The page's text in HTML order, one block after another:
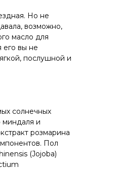
Но не
возможно,
масло для
его вы не
послушной и
солнечных
миндаля и
розмарина
Пол
(Jojoba)